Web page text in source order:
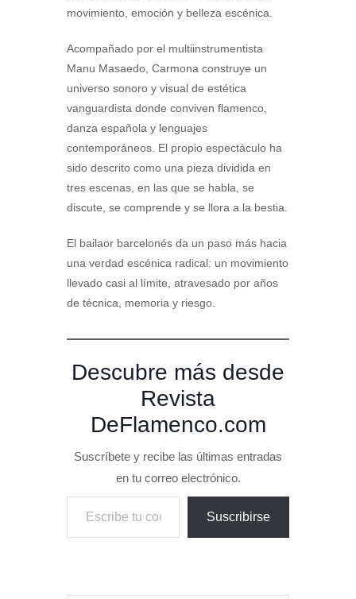
movimiento, emoción y belleza escénica.
Acompañado por el multiinstrumentista
Manu Masaedo, Carmona construye un
universo sonoro y visual de estética
vanguardista donde conviven flamenco,
danza española y lenguajes
contemporáneos. El propio espectáculo ha
sido descrito como una pieza dividida en
tres escenas, en las que se habla, se
discute, se comprende y se llora a la bestia.
El bailaor barcelonés da un paso más hacia
una verdad escénica radical: un movimiento
llevado casi al límite, atravesado por años
de técnica, memoria y riesgo.
Descubre más desde
Revista
DeFlamenco.com
Suscríbete y recibe las últimas entradas
en tu correo electrónico.
Escribe tu correo electrónico…
Suscribirse